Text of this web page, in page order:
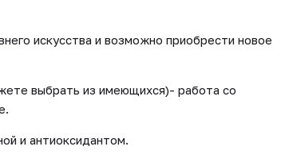
искусства и возможно приобрести новое
выбрать из имеющихся)- работа со
и антиоксидантом.